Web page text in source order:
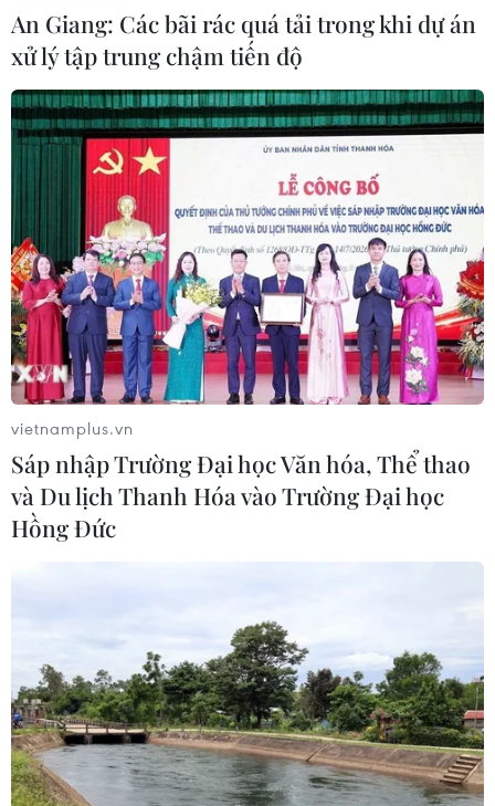
TIN CÙNG CHUYÊN MỤC
Mỹ chi hơn 2 tỷ USD thúc đẩy ngành
An Giang: Các bãi rác quá tải trong khi dự án
xử lý tập trung chậm tiến độ
vietnamplus.vn
Sáp nhập Trường Đại học Văn hóa, Thể thao
và Du lịch Thanh Hóa vào Trường Đại học
Hồng Đức